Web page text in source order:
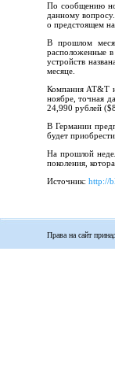
По сообщению
данному
о предстоящем
В прошлом
расположенные
устройств
месяце.
Компания AT&T
ноябре, точная
24,990 рублей
В Германии
будет
На прошлой
поколения,
Источник: http://
Права на сайт